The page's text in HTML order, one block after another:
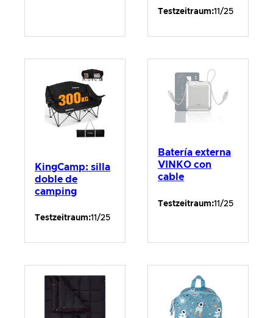
Testzeitraum:11/25
KingCamp: silla
doble de
camping
Testzeitraum:11/25
Batería externa
VINKO con
cable
Testzeitraum:11/25